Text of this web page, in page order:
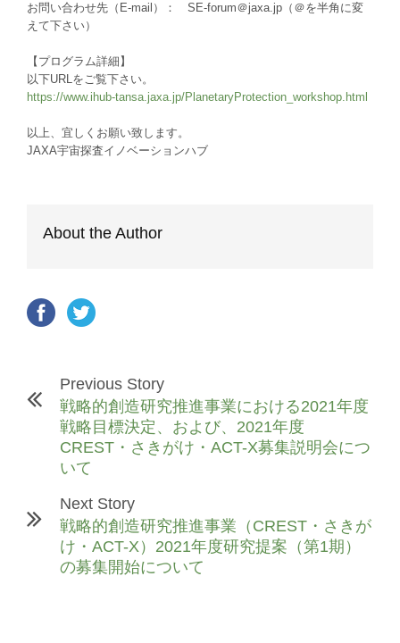
お問い合わせ先（E-mail）： SE-forum＠jaxa.jp（＠を半角に変
えて下さい）
【プログラム詳細】
以下URLをご覧下さい。
https://www.ihub-tansa.jaxa.jp/PlanetaryProtection_workshop.html
以上、宜しくお願い致します。
JAXA宇宙探査イノベーションハブ
About the Author
Previous Story
戦略的創造研究推進事業における2021年度
戦略目標決定、および、2021年度
CREST・さきがけ・ACT-X募集説明会につ
いて
Next Story
戦略的創造研究推進事業（CREST・さきが
け・ACT-X）2021年度研究提案（第1期）
の募集開始について